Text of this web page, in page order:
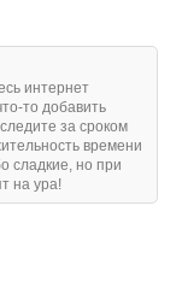
интернет
то добавить
за сроком
времени
сладкие, но при
на ура!